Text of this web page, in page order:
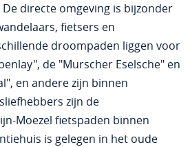
directe omgeving is bijzonder
fietsers en
droompaden liggen voor
de "Murscher Eselsche" en
en andere zijn binnen
zijn de
Moezel fietspaden binnen
is gelegen in het oude